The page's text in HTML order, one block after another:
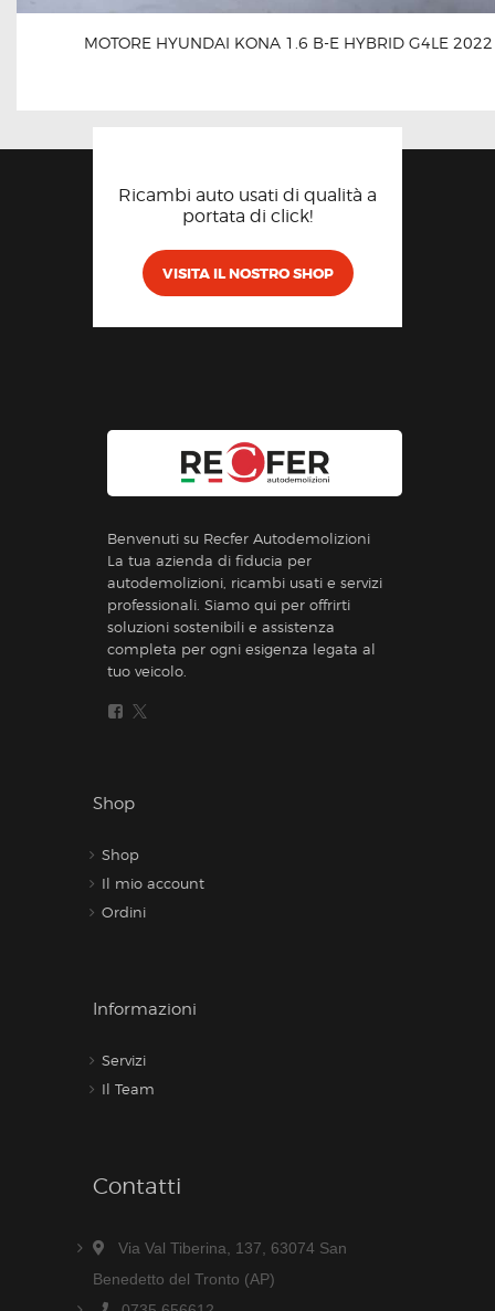
MOTORE HYUNDAI KONA 1.6 B-E HYBRID G4LE
Ricambi auto usati di qualità a
portata di click!
VISITA IL NOSTRO SHOP
Benvenuti su Recfer Autodemolizioni
La tua azienda di fiducia per
autodemolizioni, ricambi usati e servizi
professionali. Siamo qui per offrirti
soluzioni sostenibili e assistenza
completa per ogni esigenza legata al
tuo veicolo.
Shop
Shop
Il mio account
Ordini
Informazioni
Servizi
Il Team
Contatti
Via Val Tiberina, 137, 63074 San
Benedetto del Tronto (AP)